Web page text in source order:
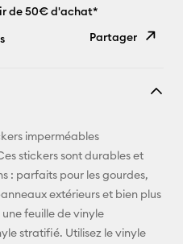
de 50€ d'achat*
Partager
E-mail
Pinterest
Facebook
imperméables
stickers sont durables et
: parfaits pour les gourdes,
extérieurs et bien plus
feuille de vinyle
stratifié. Utilisez le vinyle